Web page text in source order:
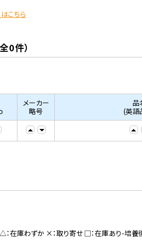
こちら
0件）
メーカー
略号
品
(英語
在庫わずか ×：取り寄せ □：在庫あり-培養